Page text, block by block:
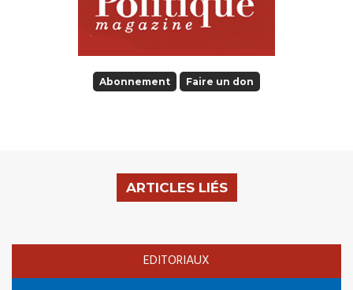
Abonnement Faire un don
ARTICLES LIÉS
EDITORIAUX